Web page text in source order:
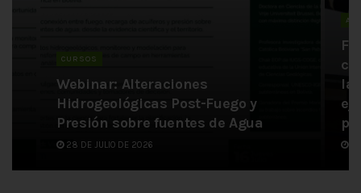
CURSOS
Webinar: Alteraciones
Hidrogeológicas Post-Fuego y
Presión sobre fuentes de Agua
28 DE JULIO DE 2026
la
6